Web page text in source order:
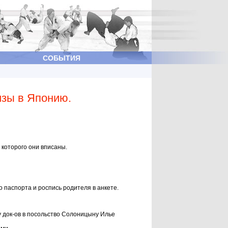
СОБЫТИЯ
в Японию.
они вписаны.
и роспись родителя в анкете.
ов в посольство Солоницыну Илье